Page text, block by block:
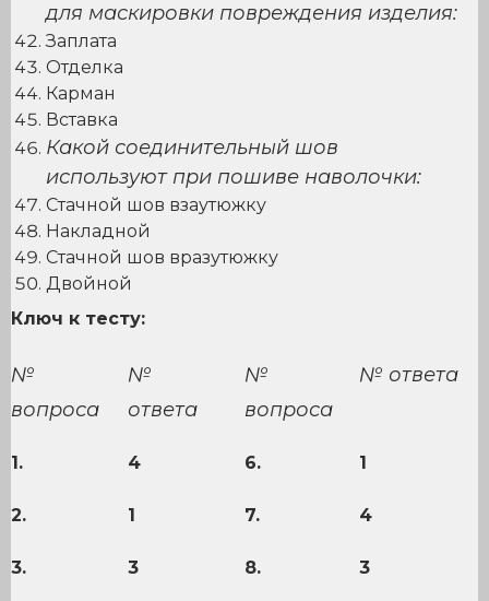
для маскировки повреждения изделия:
Заплата
Отделка
Карман
Вставка
Какой соединительный шов
используют при пошиве наволочки:
Стачной шов взаутюжку
Накладной
Стачной шов вразутюжку
Двойной
Ключ к тесту:
№
вопроса
№
ответа
№
вопроса
№ ответа
1. 4 6. 1
2. 1 7. 4
3. 3 8. 3